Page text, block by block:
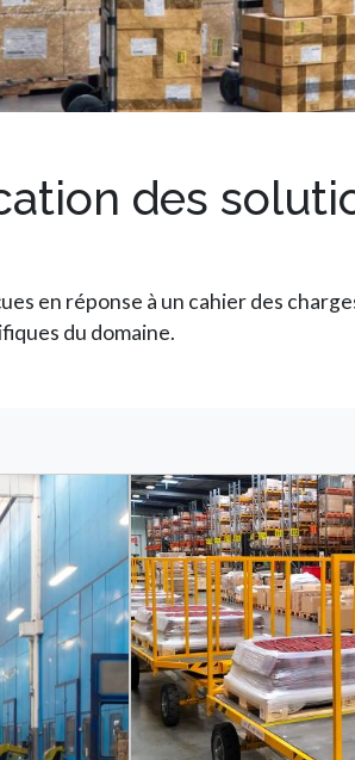
des
en réponse à un cahier des
du domaine.